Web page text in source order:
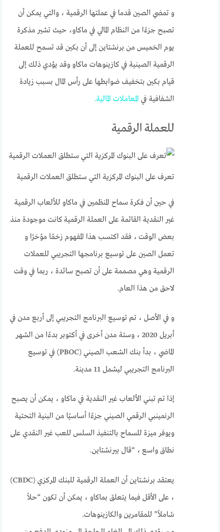
و تمضي الصين قدما في عملتها الرقمية ، والتي يمكن أن
تصبح جزءًا من النظام المالي في ماكاو، حيث تشير مذكرة
يوم الخميس من برنشتاين إلى أن بكين قد تسمح للعملة
الرقمية الصينية في كازينوهات ماكاو وقد يؤدي ذلك إلى
قيام بكين بتخفيف ضوابطها على رأس المال بسبب زيادة
الشفافية في المعاملات المالية.
للعملة الرقمية
تعرف على البنوك المركزية التي ستطلق العملات الرقمية
في حين أن فكرة سماح المنظمين في ماكاو للألعاب الرقمية
غير النقدية القائمة على العملة الرقمية كانت موجودة منذ
بعض الوقت ، فقد اكتسب هذا المفهوم زخمًا مؤخرًا و
تعمل الصين على توسيع برنامجها التجريبي للعملات
الرقمية وهي مصممة على أن تصبح سائدة ، ربما في وقت
لاحق من هذا العام.
و في الأصل ، تم توسيع البرنامج التجريبي إلى أربع مدن في
أبريل 2020 ، وستة مدن أخرى في أكتوبر بدءًا من الشهر
الماضي ، بدأ بنك الشعب الصيني (PBOC) في توسيع
البرنامج التجريبي ليشمل 11 مدينة.
إذا تم تبني الألعاب غير النقدية في ماكاو ، يمكن أن يصبح
الرنمينبي الرقمي الصيني جزءًا أساسيًا من البنية التحتية
ويوفر ميزة للسماح بالتنفيذ السلس للعب غير النقدي على
نطاق واسع ، “قال بيرنشتاين.
يعتقد برنشتاين أن العملة الرقمية للبنك المركزي (CBDC)
، على الأقل فيما يتعلق بماكاو ، يمكن أن تكون “حلاً
شاملاً” للمقامرين والكازينوهات.